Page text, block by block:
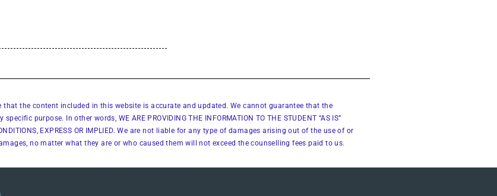
the content included in this website is accurate and updated. We cannot guarantee that the
purpose. In other words, WE ARE PROVIDING THE INFORMATION TO THE STUDENT “AS IS”
EXPRESS OR IMPLIED. We are not liable for any type of damages arising out of the use of or
no matter what they are or who caused them will not exceed the counselling fees paid to us.